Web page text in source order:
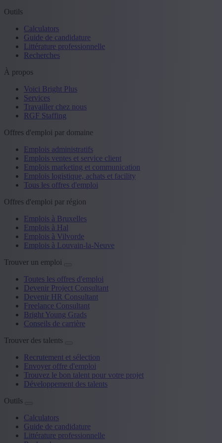
Outils
Calculators
Guide de candidature
Littérature professionnelle
Recherches
À propos
Voici Bright Plus
Services
Travailler chez nous
RGF Staffing
Offres d'emploi par domaine
Emplois administratifs
Emplois ventes et service client
Emplois marketing et communication
Emplois logistique, achats et facility
Tous les offres d'emploi
Offres d'emploi par région
Emplois à Bruxelles
Emplois à Hal
Emplois à Vilvorde
Emplois à Louvain-la-Neuve
Trouver un emploi
Toutes les offres d'emploi
Devenir Project Consultant
Devenir HR Consultant
Freelance Consultant
Bright Young Grads
Conseils de carrière
Trouver des talents
Recrutement et sélection
Envoyer offre d'emploi
Trouvez le bon talent pour votre projet
Développement des talents
Outils
Calculators
Guide de candidature
Littérature professionnelle